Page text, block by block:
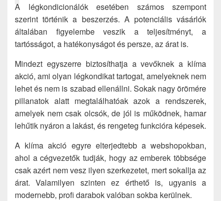
A légkondicionálók esetében számos szempont
szerint történik a beszerzés. A potenciális vásárlók
általában figyelembe veszik a teljesítményt, a
tartósságot, a hatékonyságot és persze, az árat is.
Mindezt egyszerre biztosíthatja a vevőknek a klíma
akció, ami olyan légkondikat tartogat, amelyeknek nem
lehet és nem is szabad ellenállni. Sokak nagy örömére
pillanatok alatt megtalálhatóak azok a rendszerek,
amelyek nem csak olcsók, de jól is működnek, hamar
lehűtik nyáron a lakást, és rengeteg funkcióra képesek.
A klíma akció egyre elterjedtebb a webshopokban,
ahol a cégvezetők tudják, hogy az emberek többsége
csak azért nem vesz ilyen szerkezetet, mert sokallja az
árat. Valamilyen szinten ez érthető is, ugyanis a
modernebb, profi darabok valóban sokba kerülnek.